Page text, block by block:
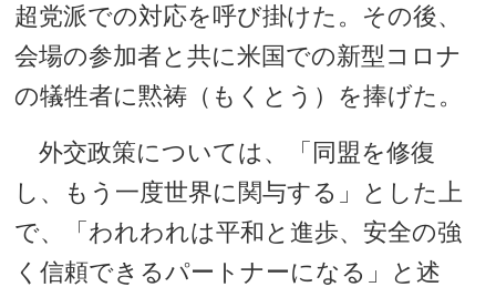
超党派での対応を呼び掛けた。その後、
会場の参加者と共に米国での新型コロナ
の犠牲者に黙祷（もくとう）を捧げた。
外交政策については、「同盟を修復
し、もう一度世界に関与する」とした上
で、「われわれは平和と進歩、安全の強
く信頼できるパートナーになる」と述